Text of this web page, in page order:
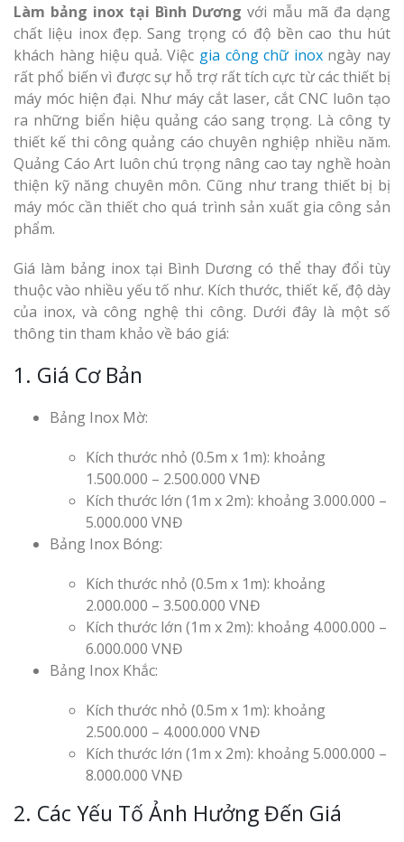
Làm bảng inox tại Bình Dương với mẫu mã đa dạng
chất liệu inox đẹp. Sang trọng có độ bền cao thu hút
khách hàng hiệu quả. Việc gia công chữ inoxngày nay
rất phổ biến vì được sự hỗ trợ rất tích cực từ các thiết bị
máy móc hiện đại. Như máy cắt laser, cắt CNC luôn tạo
ra những biển hiệu quảng cáo sang trọng. Là công ty
thiết kế thi công quảng cáo chuyên nghiệp nhiều năm.
Quảng Cáo Art luôn chú trọng nâng cao tay nghề hoàn
thiện kỹ năng chuyên môn. Cũng như trang thiết bị bị
máy móc cần thiết cho quá trình sản xuất gia công sản
phẩm.
Giá làm bảng inox tại Bình Dương có thể thay đổi tùy
thuộc vào nhiều yếu tố như. Kích thước, thiết kế, độ dày
của inox, và công nghệ thi công. Dưới đây là một số
thông tin tham khảo về báo giá:
1. Giá Cơ Bản
Bảng Inox Mờ:
Kích thước nhỏ (0.5m x 1m): khoảng
1.500.000 – 2.500.000 VNĐ
Kích thước lớn (1m x 2m): khoảng 3.000.000 –
5.000.000 VNĐ
Bảng Inox Bóng:
Kích thước nhỏ (0.5m x 1m): khoảng
2.000.000 – 3.500.000 VNĐ
Kích thước lớn (1m x 2m): khoảng 4.000.000 –
6.000.000 VNĐ
Bảng Inox Khắc:
Kích thước nhỏ (0.5m x 1m): khoảng
2.500.000 – 4.000.000 VNĐ
Kích thước lớn (1m x 2m): khoảng 5.000.000 –
8.000.000 VNĐ
2. Các Yếu Tố Ảnh Hưởng Đến Giá